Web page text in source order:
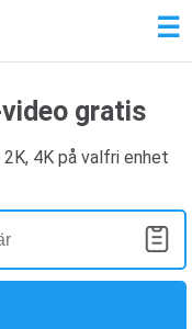
☰
gratis
4K på valfri enhet